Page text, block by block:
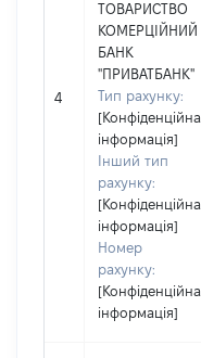
4
ТОВАРИСТВО
КОМЕРЦІЙНИЙ
БАНК
"ПРИВАТБАНК"
Тип рахунку:
[Конфіденційна
інформація]
Інший тип
рахунку:
[Конфіденційна
інформація]
Номер
рахунку:
[Конфіденційна
інформація]